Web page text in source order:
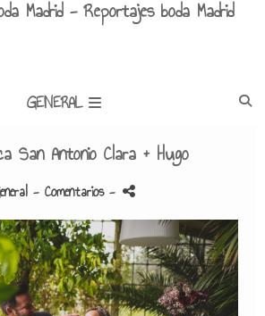
GENERAL
San Antonio Clara + Hugo
- Comentarios -